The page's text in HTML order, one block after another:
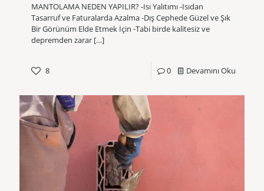
MANTOLAMA NEDEN YAPILIR? -Isı Yalıtımı -Isıdan
Tasarruf ve Faturalarda Azalma -Dış Cephede Güzel ve Şık
Bir Görünüm Elde Etmek İçin -Tabi birde kalitesiz ve
depremden zarar […]
8 0 Devamını Oku